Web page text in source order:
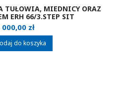
TUŁOWIA, MIEDNICY ORAZ
ERH 66/3.STEP SIT
000,00 zł
do koszyka